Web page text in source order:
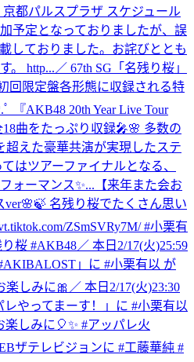
都パルスプラザ スケジュール
予定となっておりましたが、誤
しておりました。お詫びととも
。 http... ／ 67th SG「名残り桜」
回限定盤各形態に収録される特
『AKB48 20th Year Live Tour
曲をたっぷり収録🎤🌸 多数の
超えた豪華共演が実現したステ
はツアーファイナルとなる、
ォーマンス✨... 【来年また会お
名残り桜でたくさん思い
ZSmSVRy7M/ #小栗有
桜 #AKB48／ 本日2/17(火)25:59
」に #小栗有以 が
しみに🎀 ／ 本日2/17(火)23:30
やってまーす！」に #小栗有以
しみに🎈✨ #アッパレ火
ザテレビジョンに #工藤華純 #